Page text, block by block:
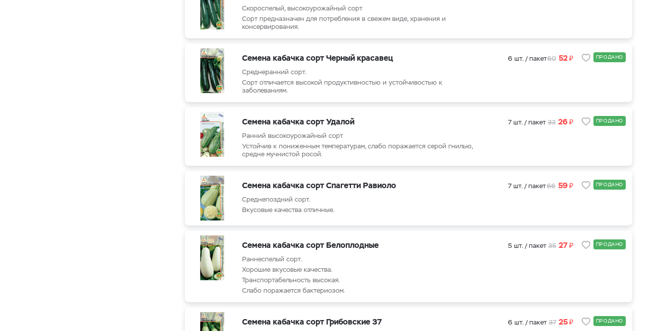
Скороспелый, высокоурожайный сорт
Сорт предназначен для потребления в свежем виде, хранения и
консервирования.
Семена кабачка сорт Черный красавец
Среднеранний сорт.
Сорт отличается высокой продуктивностью и устойчивостью к
заболеваниям.
6 шт. / пакет60 52₽ ПРОДАНО
Семена кабачка сорт Удалой
Ранний высокоурожайный сорт
Устойчив к пониженным температурам, слабо поражается серой гнилью,
средне мучнистой росой.
7 шт. / пакет 33 26₽ ПРОДАНО
Семена кабачка сорт Спагетти Равиоло
Среднепоздний сорт.
Вкусовые качества отличные.
7 шт. / пакет66 59₽ ПРОДАНО
Семена кабачка сорт Белоплодные
Раннеспелый сорт.
Хорошие вкусовые качества.
Транспортабельность высокая.
Слабо поражается бактериозом.
5 шт. / пакет 35 27₽ ПРОДАНО
Семена кабачка сорт Грибовские 37 6 шт. / пакет 37 25₽ ПРОДАНО